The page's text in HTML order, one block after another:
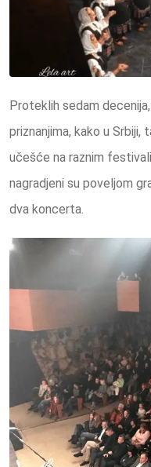
Proteklih sedam
priznanjima, kako u Srbiji,
učešće na raznim
nagradjeni su poveljom
dva koncerta.